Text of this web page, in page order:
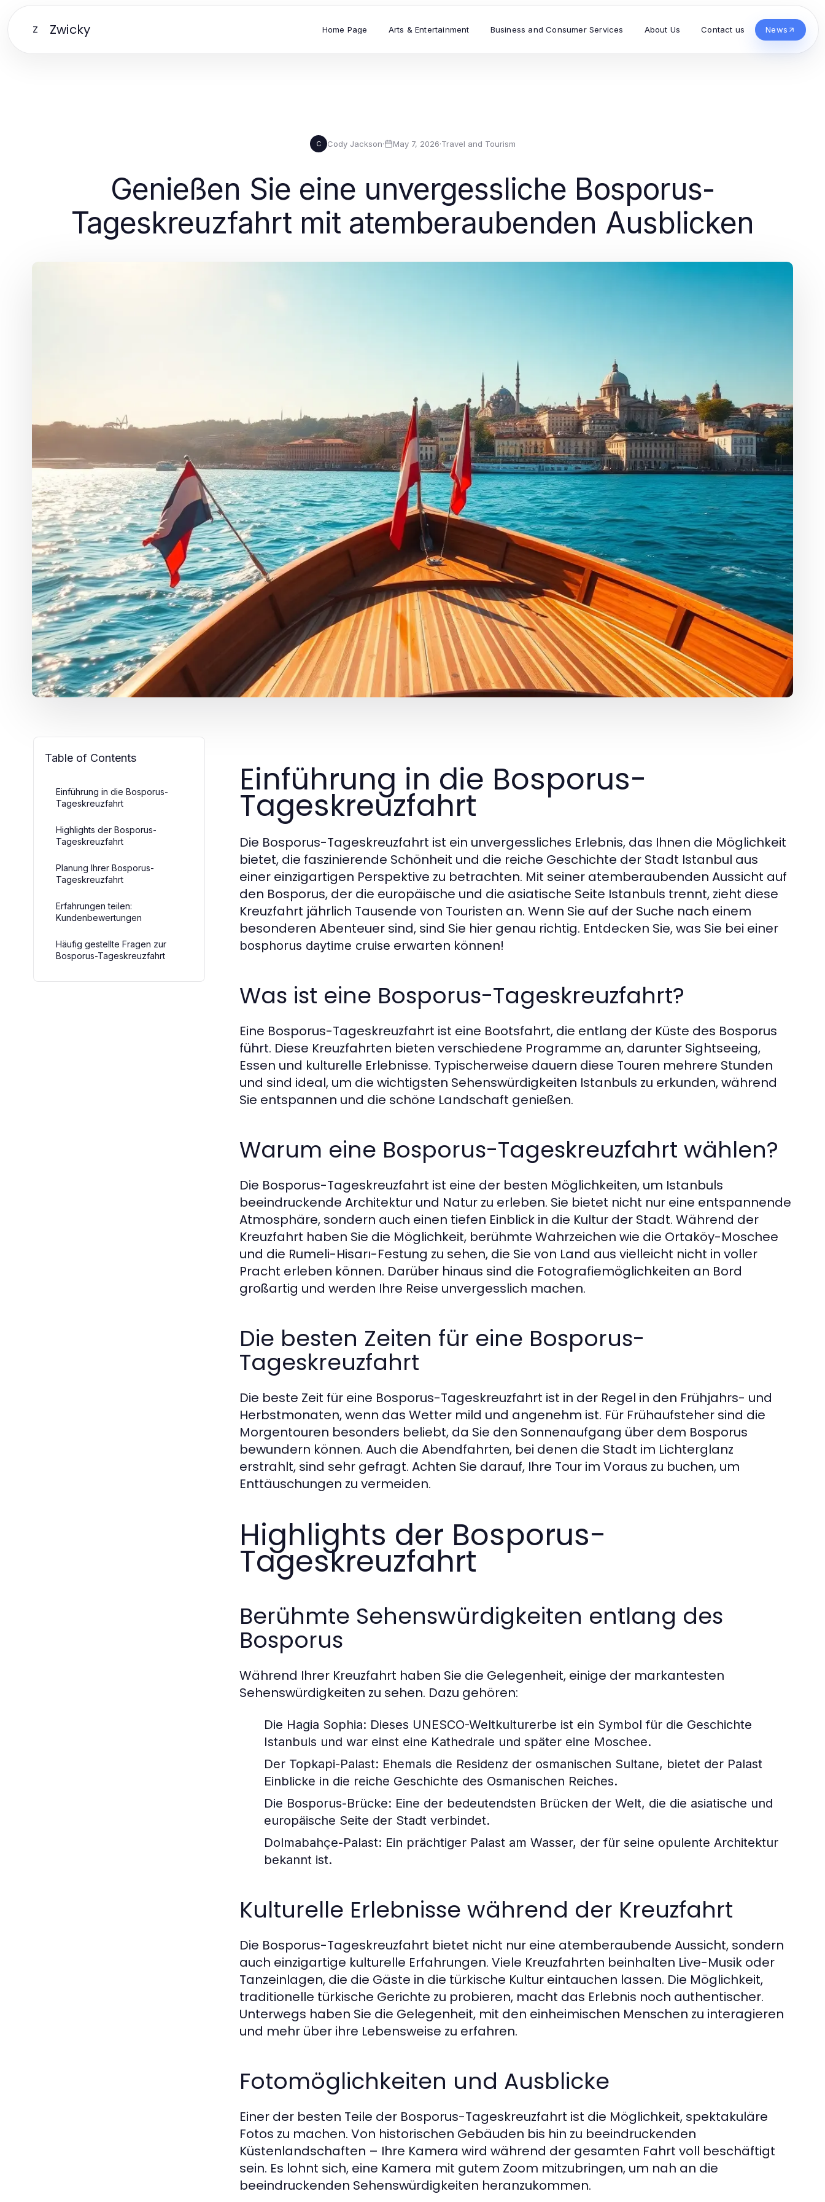
Z Zwicky Home Page Arts & Entertainment Business and Consumer Services About Us Contact us News
C Cody Jackson· May 7, 2026·Travel and Tourism
Genießen Sie eine unvergessliche Bosporus-
Tageskreuzfahrt mit atemberaubenden Ausblicken
Table of Contents
Einführung in die Bosporus-
Tageskreuzfahrt
Highlights der Bosporus-
Tageskreuzfahrt
Planung Ihrer Bosporus-
Tageskreuzfahrt
Erfahrungen teilen:
Kundenbewertungen
Häufig gestellte Fragen zur
Bosporus-Tageskreuzfahrt
Einführung in die Bosporus-
Tageskreuzfahrt
Die Bosporus-Tageskreuzfahrt ist ein unvergessliches Erlebnis, das Ihnen die Möglichkeit
bietet, die faszinierende Schönheit und die reiche Geschichte der Stadt Istanbul aus
einer einzigartigen Perspektive zu betrachten. Mit seiner atemberaubenden Aussicht auf
den Bosporus, der die europäische und die asiatische Seite Istanbuls trennt, zieht diese
Kreuzfahrt jährlich Tausende von Touristen an. Wenn Sie auf der Suche nach einem
besonderen Abenteuer sind, sind Sie hier genau richtig. Entdecken Sie, was Sie bei einer
bosphorus daytime cruise erwarten können!
Was ist eine Bosporus-Tageskreuzfahrt?
Eine Bosporus-Tageskreuzfahrt ist eine Bootsfahrt, die entlang der Küste des Bosporus
führt. Diese Kreuzfahrten bieten verschiedene Programme an, darunter Sightseeing,
Essen und kulturelle Erlebnisse. Typischerweise dauern diese Touren mehrere Stunden
und sind ideal, um die wichtigsten Sehenswürdigkeiten Istanbuls zu erkunden, während
Sie entspannen und die schöne Landschaft genießen.
Warum eine Bosporus-Tageskreuzfahrt wählen?
Die Bosporus-Tageskreuzfahrt ist eine der besten Möglichkeiten, um Istanbuls
beeindruckende Architektur und Natur zu erleben. Sie bietet nicht nur eine entspannende
Atmosphäre, sondern auch einen tiefen Einblick in die Kultur der Stadt. Während der
Kreuzfahrt haben Sie die Möglichkeit, berühmte Wahrzeichen wie die Ortaköy-Moschee
und die Rumeli-Hisarı-Festung zu sehen, die Sie von Land aus vielleicht nicht in voller
Pracht erleben können. Darüber hinaus sind die Fotografiemöglichkeiten an Bord
großartig und werden Ihre Reise unvergesslich machen.
Die besten Zeiten für eine Bosporus-
Tageskreuzfahrt
Die beste Zeit für eine Bosporus-Tageskreuzfahrt ist in der Regel in den Frühjahrs- und
Herbstmonaten, wenn das Wetter mild und angenehm ist. Für Frühaufsteher sind die
Morgentouren besonders beliebt, da Sie den Sonnenaufgang über dem Bosporus
bewundern können. Auch die Abendfahrten, bei denen die Stadt im Lichterglanz
erstrahlt, sind sehr gefragt. Achten Sie darauf, Ihre Tour im Voraus zu buchen, um
Enttäuschungen zu vermeiden.
Highlights der Bosporus-
Tageskreuzfahrt
Berühmte Sehenswürdigkeiten entlang des
Bosporus
Während Ihrer Kreuzfahrt haben Sie die Gelegenheit, einige der markantesten
Sehenswürdigkeiten zu sehen. Dazu gehören:
Die Hagia Sophia: Dieses UNESCO-Weltkulturerbe ist ein Symbol für die Geschichte
Istanbuls und war einst eine Kathedrale und später eine Moschee.
Der Topkapi-Palast: Ehemals die Residenz der osmanischen Sultane, bietet der Palast
Einblicke in die reiche Geschichte des Osmanischen Reiches.
Die Bosporus-Brücke: Eine der bedeutendsten Brücken der Welt, die die asiatische und
europäische Seite der Stadt verbindet.
Dolmabahçe-Palast: Ein prächtiger Palast am Wasser, der für seine opulente Architektur
bekannt ist.
Kulturelle Erlebnisse während der Kreuzfahrt
Die Bosporus-Tageskreuzfahrt bietet nicht nur eine atemberaubende Aussicht, sondern
auch einzigartige kulturelle Erfahrungen. Viele Kreuzfahrten beinhalten Live-Musik oder
Tanzeinlagen, die die Gäste in die türkische Kultur eintauchen lassen. Die Möglichkeit,
traditionelle türkische Gerichte zu probieren, macht das Erlebnis noch authentischer.
Unterwegs haben Sie die Gelegenheit, mit den einheimischen Menschen zu interagieren
und mehr über ihre Lebensweise zu erfahren.
Fotomöglichkeiten und Ausblicke
Einer der besten Teile der Bosporus-Tageskreuzfahrt ist die Möglichkeit, spektakuläre
Fotos zu machen. Von historischen Gebäuden bis hin zu beeindruckenden
Küstenlandschaften – Ihre Kamera wird während der gesamten Fahrt voll beschäftigt
sein. Es lohnt sich, eine Kamera mit gutem Zoom mitzubringen, um nah an die
beeindruckenden Sehenswürdigkeiten heranzukommen.